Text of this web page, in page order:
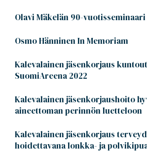
Olavi Mäkelän 90-vuotisseminaari
Osmo Hänninen In Memoriam
Kalevalainen jäsenkorjaus
SuomiAreena 2022
Kalevalainen jäsenkorjaushoito
aineettoman perinnön luetteloon
Kalevalainen jäsenkorjaus
hoidettavana lonkka- ja